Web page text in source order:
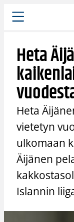
Siirry
sisältöön
Heta
Heta
vietetyn
ulkomaan
Äijänen
Islannin